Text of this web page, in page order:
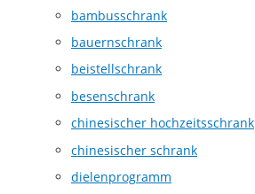
bambusschrank
bauernschrank
beistellschrank
besenschrank
chinesischer hochzeitsschrank
chinesischer schrank
dielenprogramm